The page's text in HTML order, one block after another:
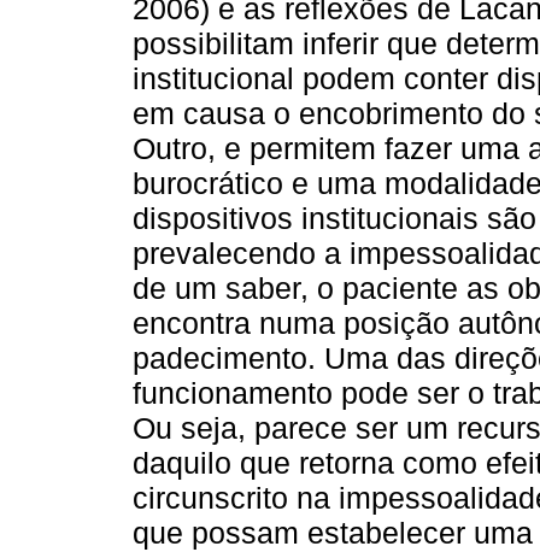
2006) e as reflexões de
possibilitam inferir que
institucional podem conter
em causa o encobrimento
Outro, e permitem fazer uma
burocrático e uma
dispositivos institucionais
prevalecendo a
de um saber, o paciente as
encontra numa posição
padecimento. Uma das
funcionamento pode ser o
Ou seja, parece ser um
daquilo que retorna como
circunscrito na
que possam estabelecer